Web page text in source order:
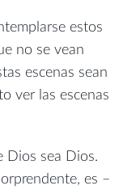
estos
no se vean
escenas sean
ver las escenas
Dios sea Dios.
es –